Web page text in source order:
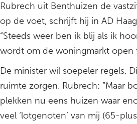
Rubrech uit Benthuizen de
op de voet, schrijft hij in AD
“Steeds weer ben ik blij als ik
wordt om de woningmarkt open
De minister wil soepeler regels.
ruimte zorgen. Rubrech: “Maar
plekken nu eens huizen waar
veel ‘lotgenoten’ van mij (65-